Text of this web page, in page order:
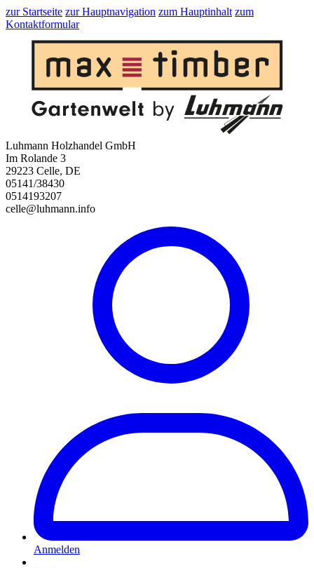
zur Startseite zur Hauptnavigation zum Hauptinhalt zum
Kontaktformular
Luhmann Holzhandel GmbH
Im Rolande 3
29223 Celle, DE
05141/38430
0514193207
celle@luhmann.info
Anmelden